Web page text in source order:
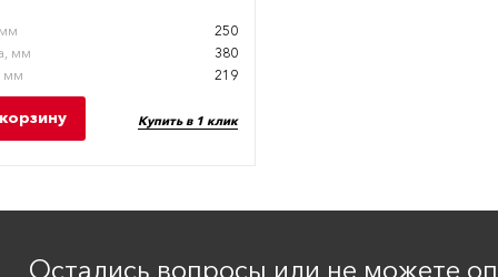
250
мм
380
мм
219
Купить в 1 клик
Остались вопросы или не можете